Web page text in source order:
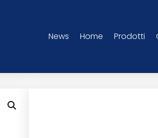
News Home Prodotti